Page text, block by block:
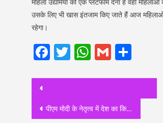
उसके लिए भी खास इंतजाम किए जाते हैं आज
रहेगा।
Facebook
Twitter
WhatsApp
Gmail
Post
navigation
पीएम मोदी के नेतृत्व में देश का किसान हो रहा खुशहाल, कृषि क्षेत्र में सुखद माहौलः नवीन ठाकुर